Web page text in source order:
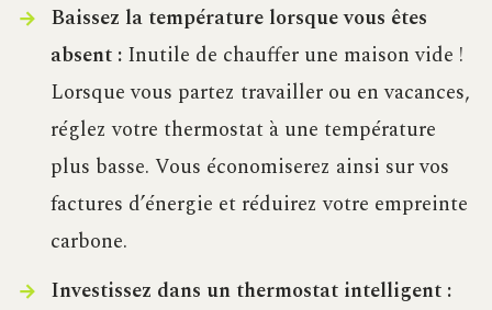
Baissez la température lorsque vous êtes
absent :Inutile de chauffer une maison vide !
Lorsque vous partez travailler ou en vacances,
réglez votre thermostat à une température
plus basse. Vous économiserez ainsi sur vos
factures d’énergie et réduirez votre empreinte
carbone.
Investissez dans un thermostat intelligent :